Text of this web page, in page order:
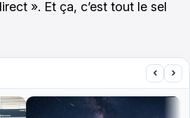
». Et ça, c’est tout le sel
‹ ›